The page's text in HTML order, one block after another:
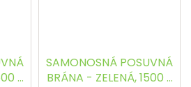
x
SAMONOSNÁ POSUVNÁ
BRÁNA - ZELENÁ, 1500 x